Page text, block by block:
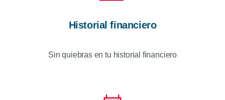
Historial financiero
Sin quiebras en tu historial financiero